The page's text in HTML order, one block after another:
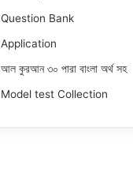
Question Bank
Application
আল কুরআন ৩০ পারা বাংলা অর্থ সহ
Model test Collection